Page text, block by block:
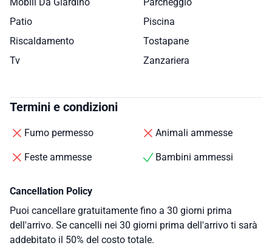
Patio
Piscina
Riscaldamento
Tostapane
Tv
Zanzariera
Termini e condizioni
Fumo permesso Animali ammesse
Feste ammesse Bambini ammessi
Cancellation Policy
Puoi cancellare gratuitamente fino a 30 giorni prima
dell'arrivo. Se cancelli nei 30 giorni prima dell'arrivo ti sarà
addebitato il 50% del costo totale.